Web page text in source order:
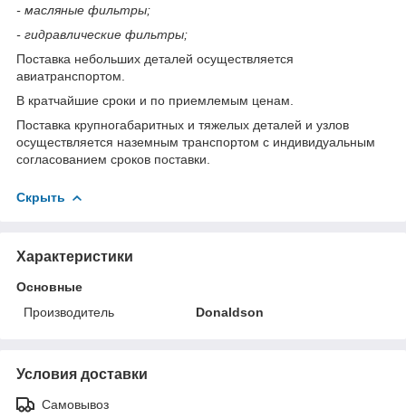
- масляные фильтры;
- гидравлические фильтры;
Поставка небольших деталей осуществляется
авиатранспортом.
В кратчайшие сроки и по приемлемым ценам.
Поставка крупногабаритных и тяжелых деталей и узлов
осуществляется наземным транспортом с индивидуальным
согласованием сроков поставки.
Скрыть
Характеристики
Основные
Производитель
Donaldson
Условия доставки
Самовывоз